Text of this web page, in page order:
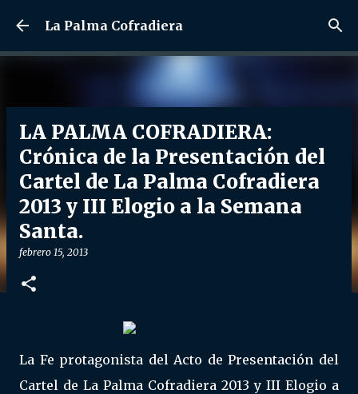
Ir al contenido principal
La Palma Cofradiera
LA PALMA COFRADIERA:
Crónica de la Presentación del
Cartel de La Palma Cofradiera
2013 y III Elogio a la Semana
Santa.
febrero 15, 2013
La Fe protagonista del Acto de Presentación del
Cartel de La Palma Cofradiera 2013 y III Elogio a